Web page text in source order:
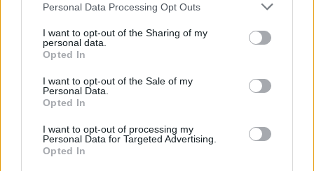
Personal Data Processing Opt Outs
I want to opt-out of the Sharing of my
personal data.
Opted In
I want to opt-out of the Sale of my
Personal Data.
Opted In
I want to opt-out of processing my
Personal Data for Targeted Advertising.
Opted In
🪐🚀 Canciones para Ver las Estrellas:
Psicodelia y Space Rock 🎸✨
tus noches de astronomía. 🪐🎸 Desconecta, mira
al firmamento y siente la gravedad cero. 💾 ¡Guarda
esta colección para tu próxima noche estrellada!